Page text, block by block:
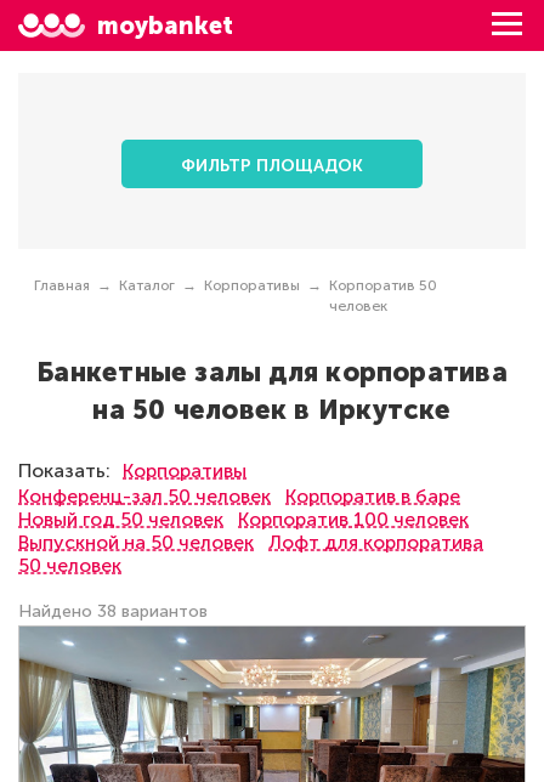
moybanket
ФИЛЬТР ПЛОЩАДОК
Главная Каталог Корпоративы
Корпоратив 50
человек
Банкетные залы для корпоратива
на 50 человек в Иркутске
Показать:
Корпоративы
Конференц-зал 50 человек
Корпоратив в баре
Новый год 50 человек
Корпоратив 100 человек
Выпускной на 50 человек
Лофт для корпоратива
50 человек
Найдено 38 вариантов